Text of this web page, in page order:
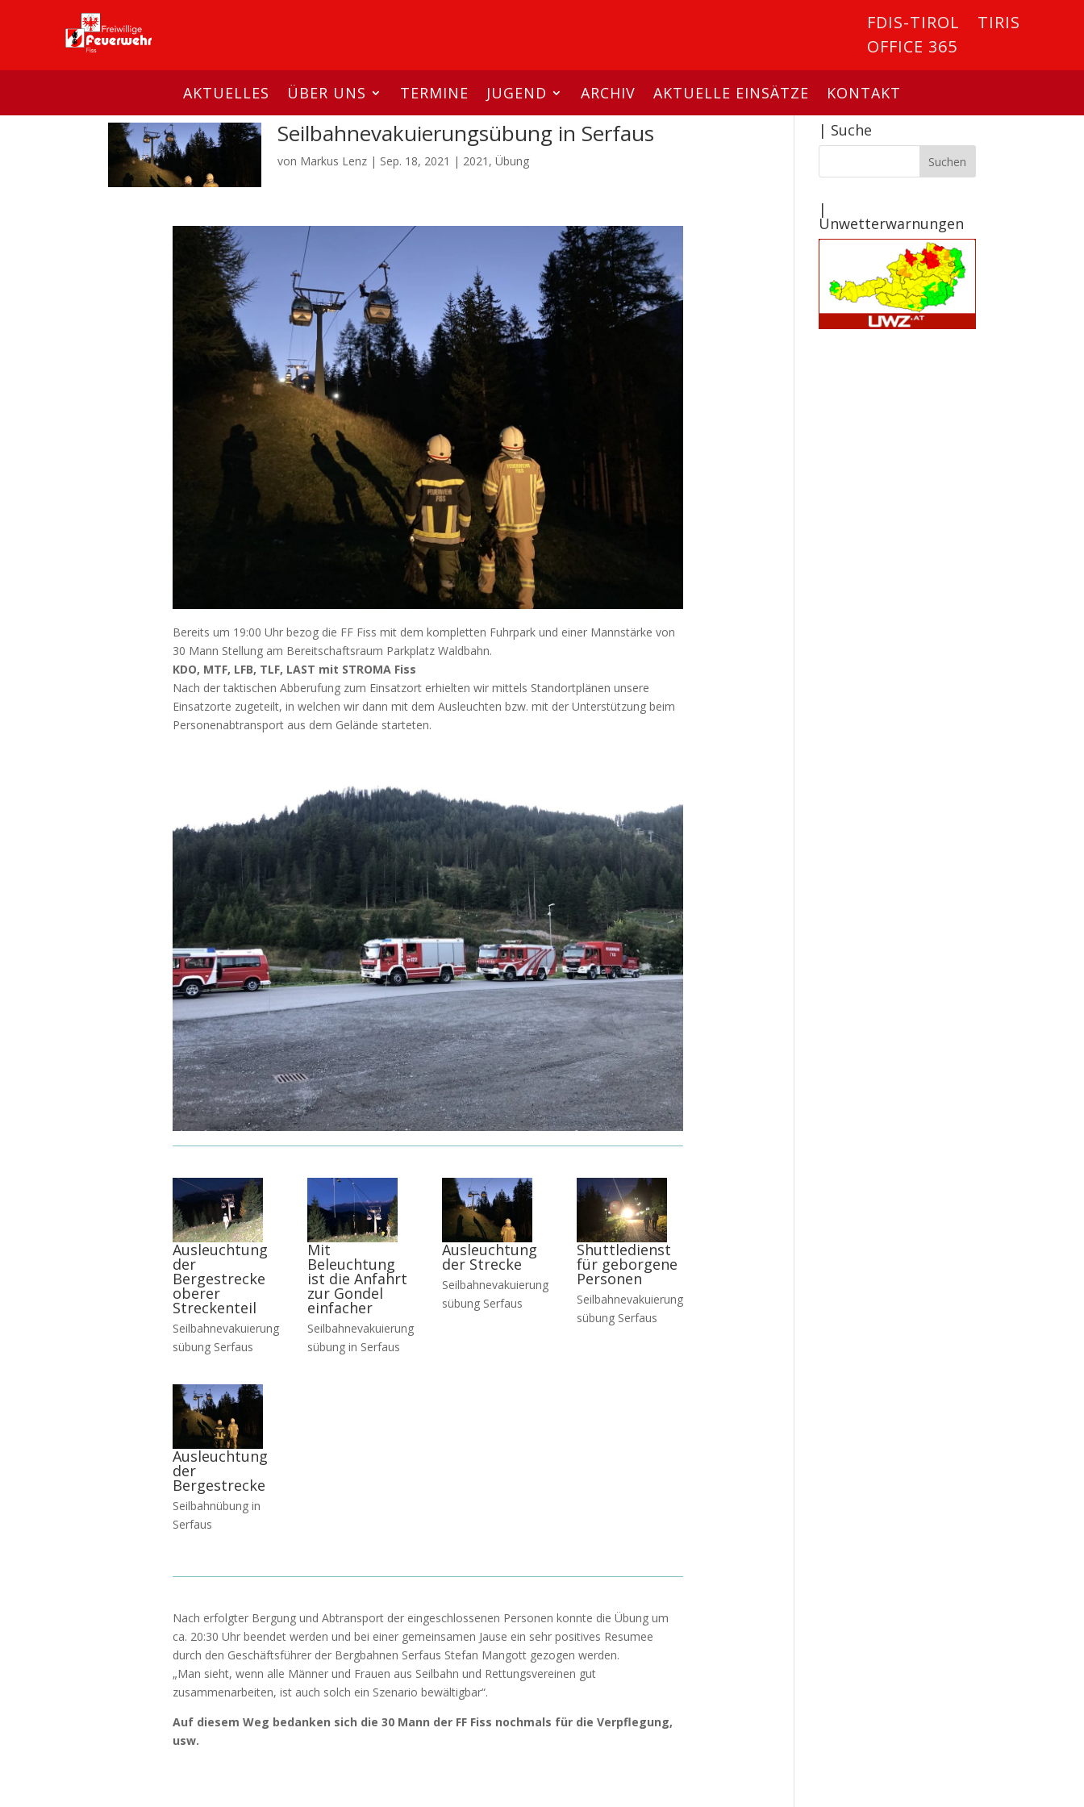
FDIS-TIROL
TIRIS
OFFICE 365
AKTUELLES ÜBER UNS TERMINE JUGEND ARCHIV AKTUELLE EINSÄTZE KONTAKT
Seilbahnevakuierungsübung in Serfaus
von Markus Lenz | Sep. 18, 2021 | 2021 ,Übung
Bereits um 19:00 Uhr bezog die FF Fiss mit dem kompletten Fuhrpark und einer Mannstärke von
30 Mann Stellung am Bereitschaftsraum Parkplatz Waldbahn.
KDO, MTF, LFB, TLF, LAST mit STROMA Fiss
Nach der taktischen Abberufung zum Einsatzort erhielten wir mittels Standortplänen unsere
Einsatzorte zugeteilt, in welchen wir dann mit dem Ausleuchten bzw. mit der Unterstützung beim
Personenabtransport aus dem Gelände starteten.
Ausleuchtung
der
Bergestrecke
oberer
Streckenteil
Seilbahnevakuierung
sübung Serfaus
Mit
Beleuchtung
ist die Anfahrt
zur Gondel
einfacher
Seilbahnevakuierung
sübung in Serfaus
Ausleuchtung
der Strecke
Seilbahnevakuierung
sübung Serfaus
Shuttledienst
für geborgene
Personen
Seilbahnevakuierung
sübung Serfaus
Ausleuchtung
der
Bergestrecke
Seilbahnübung in
Serfaus
Nach erfolgter Bergung und Abtransport der eingeschlossenen Personen konnte die Übung um
ca. 20:30 Uhr beendet werden und bei einer gemeinsamen Jause ein sehr positives Resumee
durch den Geschäftsführer der Bergbahnen Serfaus Stefan Mangott gezogen werden.
„Man sieht, wenn alle Männer und Frauen aus Seilbahn und Rettungsvereinen gut
zusammenarbeiten, ist auch solch ein Szenario bewältigbar“.
Auf diesem Weg bedanken sich die 30 Mann der FF Fiss nochmals für die Verpflegung,
usw.
| Suche
|
Unwetterwarnungen